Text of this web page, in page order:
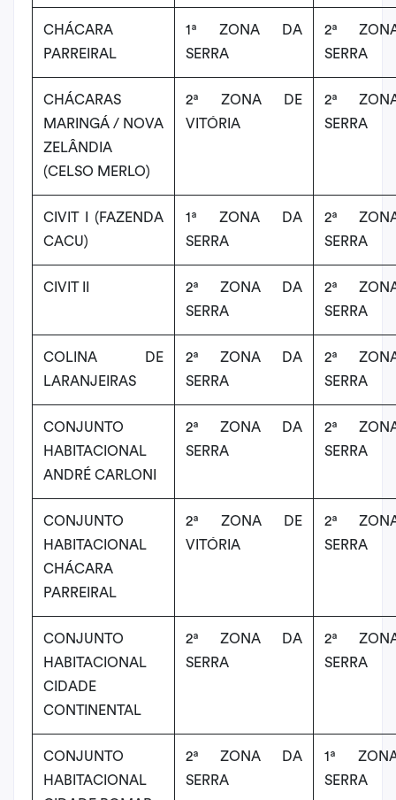
CHÁCARA
PARREIRAL
1ª ZONA DA
SERRA
2ª
SERRA
CHÁCARAS
MARINGÁ / NOVA
ZELÂNDIA
(CELSO MERLO)
2ª ZONA DE
VITÓRIA
2ª
SERRA
CIVIT I (FAZENDA
CACU)
1ª ZONA DA
SERRA
2ª
SERRA
CIVIT II
2ª ZONA DA
SERRA
2ª
SERRA
COLINA DE
LARANJEIRAS
2ª ZONA DA
SERRA
2ª
SERRA
CONJUNTO
HABITACIONAL
ANDRÉ CARLONI
2ª ZONA DA
SERRA
2ª
SERRA
CONJUNTO
HABITACIONAL
CHÁCARA
PARREIRAL
2ª ZONA DE
VITÓRIA
2ª
SERRA
CONJUNTO
HABITACIONAL
CIDADE
CONTINENTAL
2ª ZONA DA
SERRA
2ª
SERRA
CONJUNTO
HABITACIONAL
2ª ZONA DA
SERRA
1ª
SERRA